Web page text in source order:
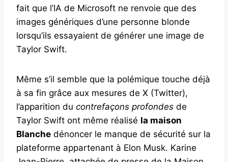
fait que l’IA de Microsoft ne renvoie que des
images génériques d’une personne blonde
lorsqu’ils essayaient de générer une image de
Taylor Swift.
Même s’il semble que la polémique touche déjà
à sa fin grâce aux mesures de X (Twitter),
l’apparition du contrefaçons profondes de
Taylor Swift ont même réalisé la maison
Blanche dénoncer le manque de sécurité sur la
plateforme appartenant à Elon Musk. Karine